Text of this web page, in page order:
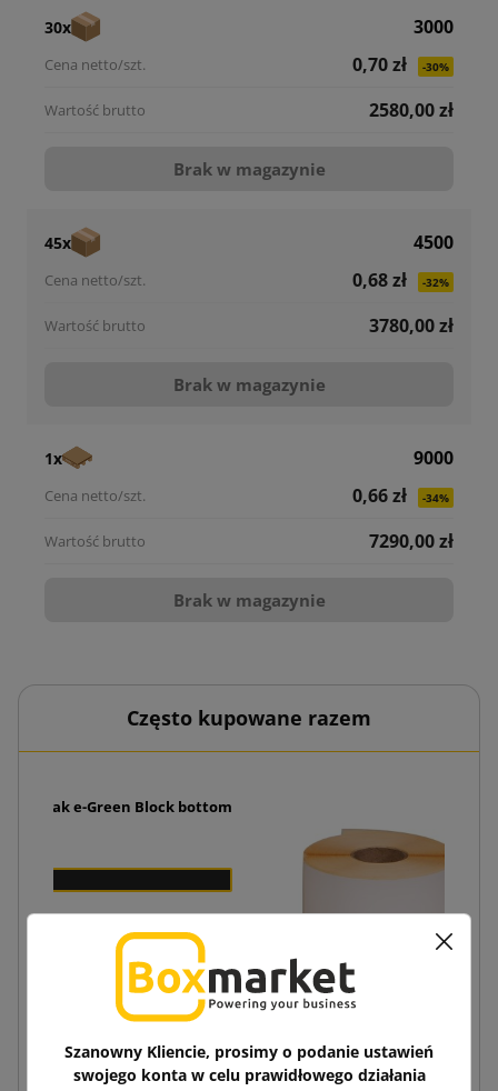
30x
3000
0,70 zł
-30%
2580,00 zł
Brak w magazynie
45x
4500
0,68 zł
-32%
3780,00 zł
Brak w magazynie
1x
9000
0,66 zł
-34%
7290,00 zł
Brak w magazynie
Często kupowane razem
e-Green Block bottom
Etykiety termiczne 100x150 rolka
Szanowny Kliencie, prosimy o podanie ustawień
swojego konta w celu prawidłowego działania